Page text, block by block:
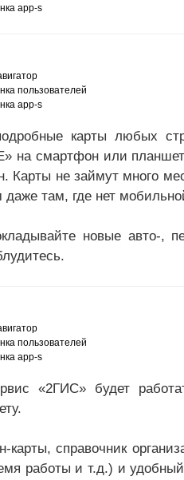
app-s
пользователей
app-s
карты любых
на смартфон или
Карты не займут много
даже там, где нет
новые авто-
пользователей
app-s
«2ГИС» будет
справочник
работы и т.д.) и